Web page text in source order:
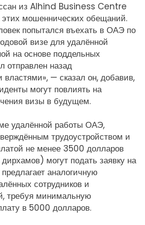
из Alhind Business Centre
этих мошеннических обещаний.
попытался въехать в ОАЭ по
визе для удалённой
на основе поддельных
отправлен назад
— сказал он, добавив,
могут повлиять на
визы в будущем.
удалённой работы ОАЭ,
трудоустройством и
не менее 3500 долларов
могут подать заявку на
аналогичную
сотрудников и
требуя минимальную
в 5000 долларов.